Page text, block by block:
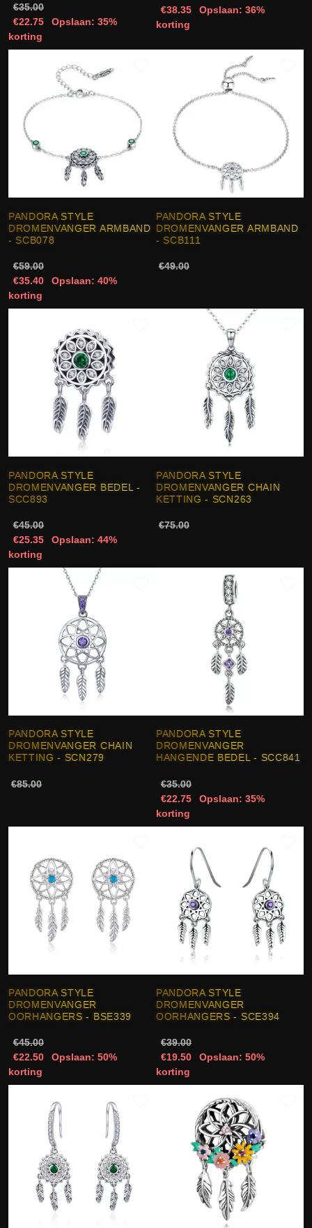
€35.00
€22.75
Opslaan: 35%
korting
€38.35
Opslaan: 36%
korting
PANDORA STYLE
DROMENVANGER ARMBAND
- SCB078
€59.00
€35.40
Opslaan: 40%
korting
PANDORA STYLE
DROMENVANGER ARMBAND
- SCB111
€49.00
PANDORA STYLE
DROMENVANGER BEDEL -
SCC893
€45.00
€25.35
Opslaan: 44%
korting
PANDORA STYLE
DROMENVANGER CHAIN
KETTING - SCN263
€75.00
PANDORA STYLE
DROMENVANGER CHAIN
KETTING - SCN279
€85.00
PANDORA STYLE
DROMENVANGER
HANGENDE BEDEL - SCC841
€35.00
€22.75
Opslaan: 35%
korting
PANDORA STYLE
DROMENVANGER
OORHANGERS - BSE339
€45.00
€22.50
Opslaan: 50%
korting
PANDORA STYLE
DROMENVANGER
OORHANGERS - SCE394
€39.00
€19.50
Opslaan: 50%
korting